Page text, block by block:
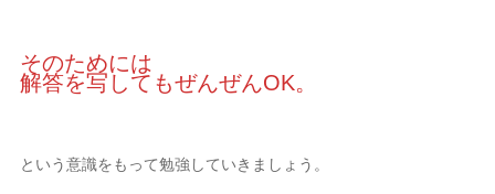
そのためには
解答を写してもぜんぜんOK。
という意識をもって勉強していきましょう。